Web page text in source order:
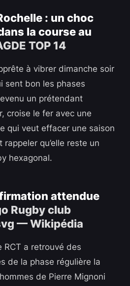
: un choc
la course au
à vibrer dimanche soir
sent bon les phases
un prétendant
croise le fer avec une
qui veut effacer une saison
qu’elle reste un
hexagonal.
attendue
RCT a retrouvé des
de la phase régulière la
de Pierre Mignoni